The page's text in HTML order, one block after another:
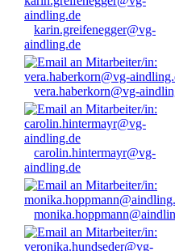
karin.greifenegger@vg-
aindling.de
vera.haberkorn@vg-
carolin.hintermayr@vg-
aindling.de